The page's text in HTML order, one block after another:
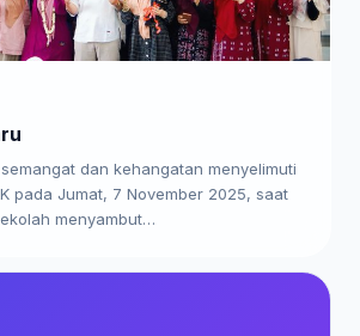
dan kehangatan menyelimuti
pada Jumat, 7 November 2025, saat
menyambut…